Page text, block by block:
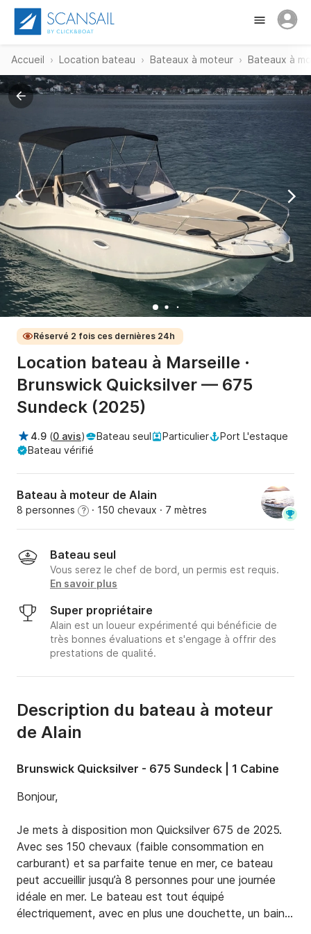
Accueil Location bateau Bateaux à moteur Bateaux à
Réservé 2 fois ces dernières 24h
Location bateau à Marseille ·
Brunswick Quicksilver — 675
Sundeck (2025)
4.9 (0 avis) Bateau seul Particulier
Port L'estaque
Bateau vérifié
Bateau à moteur de Alain
8 personnes ? · 150 chevaux · 7 mètres
Bateau seul
Vous serez le chef de bord, un permis est requis.
En savoir plus
Super propriétaire
Alain est un loueur expérimenté qui bénéficie de
très bonnes évaluations et s'engage à offrir des
prestations de qualité.
Description du bateau à moteur
de Alain
Brunswick Quicksilver - 675 Sundeck | 1 Cabine
Bonjour,
Je mets à disposition mon Quicksilver 675 de 2025.
Avec ses 150 chevaux (faible consommation en
carburant) et sa parfaite tenue en mer, ce bateau
peut accueillir jusqu’à 8 personnes pour une journée
idéale en mer. Le bateau est tout équipé
électriquement, avec en plus une douchette, un bain